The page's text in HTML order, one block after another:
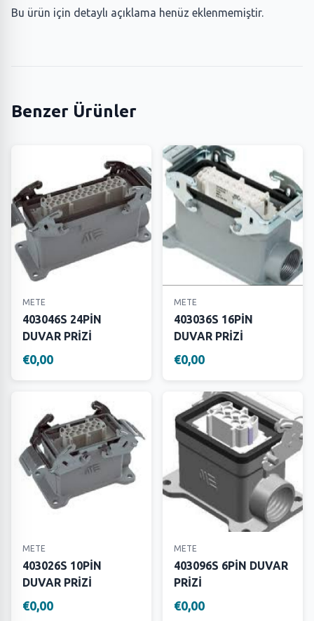
Bu ürün için detaylı açıklama henüz eklenmemiştir.
Benzer Ürünler
METE
403046S 24PİN
DUVAR PRİZİ
€0,00
METE
403036S 16PİN
DUVAR PRİZİ
€0,00
METE
403026S 10PİN
DUVAR PRİZİ
€0,00
METE
403096S 6PİN DUVAR
PRİZİ
€0,00